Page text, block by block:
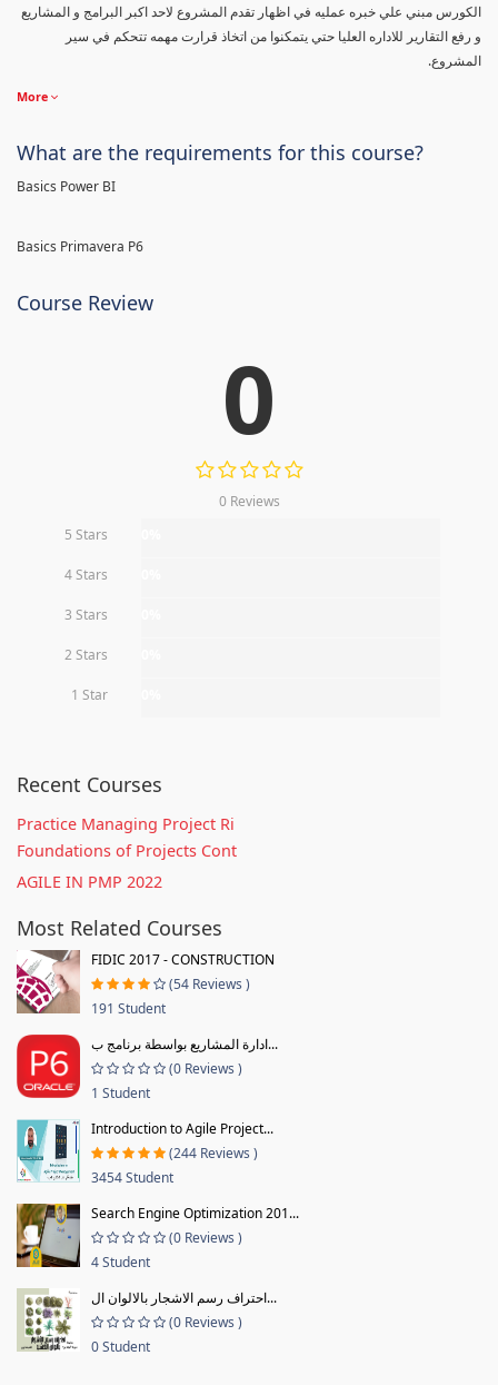
الكورس مبني علي خبره عمليه في اظهار تقدم المشروع لاحد اكبر البرامج و المشاريع
و رفع التقارير للاداره العليا حتي يتمكنوا من اتخاذ قرارت مهمه تتحكم في سير
المشروع.
More
What are the requirements for this course?
Basics Power BI
Basics Primavera P6
Course Review
0
0 Reviews
5 Stars
4 Stars
3 Stars
2 Stars
1 Star
Recent Courses
Practice Managing Project Ri
Foundations of Projects Cont
AGILE IN PMP 2022
Most Related Courses
FIDIC 2017 - CONSTRUCTION
(54 Reviews )
191 Student
ادارة المشاريع بواسطة برنامج ب...
(0 Reviews )
1 Student
Introduction to Agile Project...
(244 Reviews )
3454 Student
Search Engine Optimization 201...
(0 Reviews )
4 Student
احتراف رسم الاشجار بالالوان ال...
(0 Reviews )
0 Student